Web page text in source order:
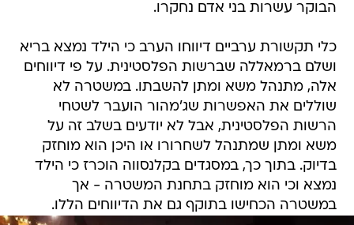
הבוקר עשרות בני אדם נחקרו.
כלי תקשורת ערביים דיווחו הערב כי הילד נמצא בריא
ושלם ברמאללה שברשות הפלסטינית. על פי דיווחים
אלה, מתנהל משא ומתן להשבתו. במשטרה לא
שוללים את האפשרות שג'מהור הועבר לשטחי
הרשות הפלסטינית, אבל לא יודעים בשלב זה על
משא ומתן שמתנהל לשחרורו או היכן הוא מוחזק
בדיוק. בתוך כך, במסגדים בקלנסווה הוכרז כי הילד
נמצא וכי הוא מוחזק בתחנת המשטרה - אך
במשטרה הכחישו בתוקף גם את הדיווחים הללו.